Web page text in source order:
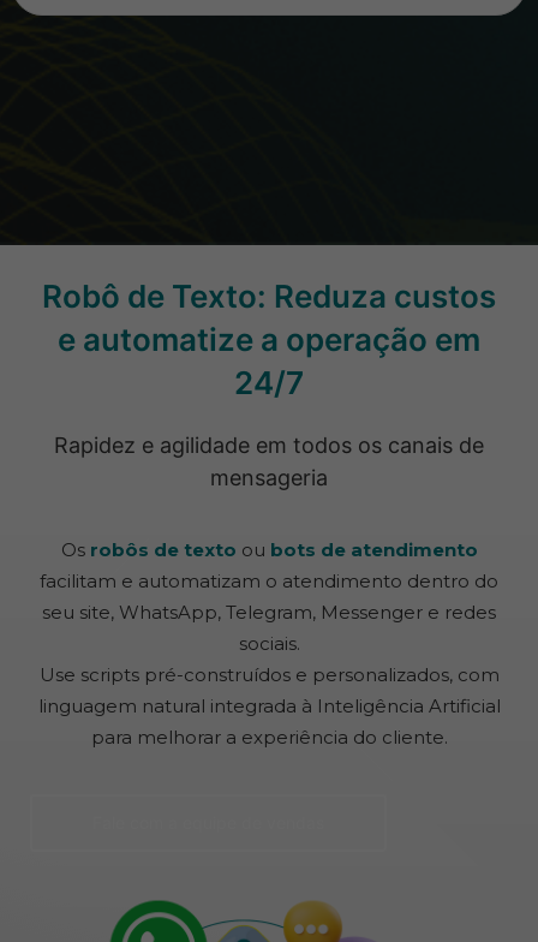
Robô de Texto: Reduza custos
e automatize a operação em
24/7
Rapidez e agilidade em todos os canais de
mensageria
Os robôs de texto ou bots de atendimento
facilitam e automatizam o atendimento dentro do
seu site, WhatsApp, Telegram, Messenger e redes
sociais.
Use scripts pré-construídos e personalizados, com
linguagem natural integrada à Inteligência Artificial
para melhorar a experiência do cliente.